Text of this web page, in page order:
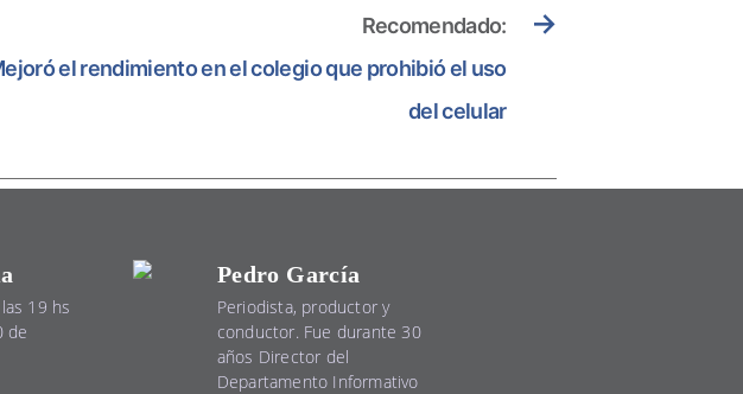
→
Recomendado:
el rendimiento en el colegio que prohibió el uso
del celular
19 hs
de
Pedro García
Periodista, productor y
conductor. Fue durante 30
años Director del
Departamento Informativo